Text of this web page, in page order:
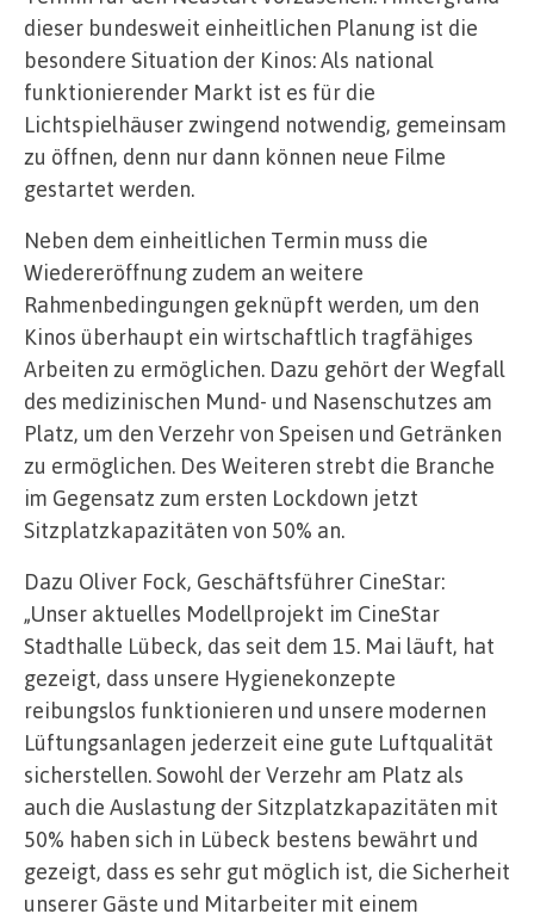
dieser bundesweit einheitlichen Planung ist die
besondere Situation der Kinos: Als national
funktionierender Markt ist es für die
Lichtspielhäuser zwingend notwendig, gemeinsam
zu öffnen, denn nur dann können neue Filme
gestartet werden.
Neben dem einheitlichen Termin muss die
Wiedereröffnung zudem an weitere
Rahmenbedingungen geknüpft werden, um den
Kinos überhaupt ein wirtschaftlich tragfähiges
Arbeiten zu ermöglichen. Dazu gehört der Wegfall
des medizinischen Mund- und Nasenschutzes am
Platz, um den Verzehr von Speisen und Getränken
zu ermöglichen. Des Weiteren strebt die Branche
im Gegensatz zum ersten Lockdown jetzt
Sitzplatzkapazitäten von 50% an.
Dazu Oliver Fock, Geschäftsführer CineStar:
„Unser aktuelles Modellprojekt im CineStar
Stadthalle Lübeck, das seit dem 15. Mai läuft, hat
gezeigt, dass unsere Hygienekonzepte
reibungslos funktionieren und unsere modernen
Lüftungsanlagen jederzeit eine gute Luftqualität
sicherstellen. Sowohl der Verzehr am Platz als
auch die Auslastung der Sitzplatzkapazitäten mit
50% haben sich in Lübeck bestens bewährt und
gezeigt, dass es sehr gut möglich ist, die Sicherheit
unserer Gäste und Mitarbeiter mit einem